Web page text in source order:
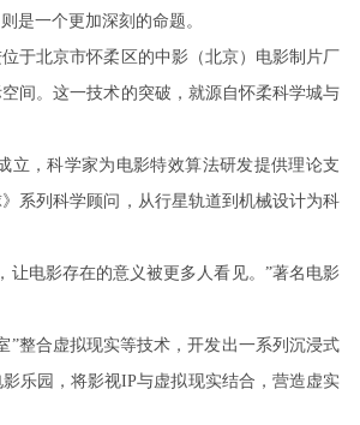
是一个更加深刻的命题。
于北京市怀柔区的中影（北京）电影制片厂
间。这一技术的突破，就源自怀柔科学城与
立，科学家为电影特效算法研发提供理论支
系列科学顾问，从行星轨道到机械设计为科
让电影存在的意义被更多人看见。”著名电影
”整合虚拟现实等技术，开发出一系列沉浸式
乐园，将影视IP与虚拟现实结合，营造虚实